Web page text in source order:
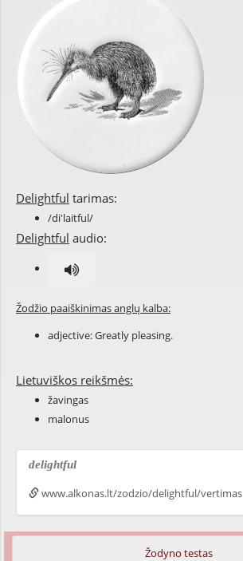
Delightful tarimas:
/di'laitful/
Delightful audio:
Žodžio paaiškinimas anglų kalba:
adjective: Greatly pleasing.
Lietuviškos reikšmės:
žavingas
malonus
delightful
www.alkonas.lt/zodzio/delightful/vertimas
Žodyno testas